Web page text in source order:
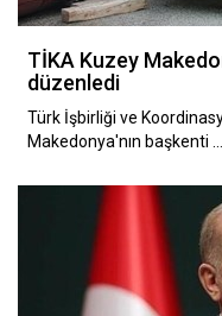
TİKA Kuzey
düzenledi
Türk İşbirliği ve
Makedonya'nın başkenti …